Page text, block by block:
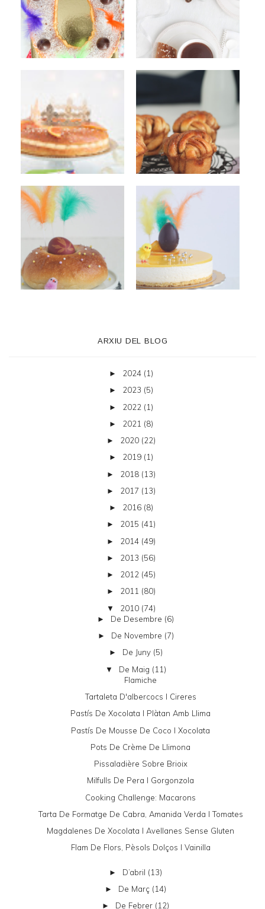
ARXIU DEL BLOG
► 2024 (1)
► 2023 (5)
► 2022 (1)
► 2021 (8)
► 2020 (22)
► 2019 (1)
► 2018 (13)
► 2017 (13)
► 2016 (8)
► 2015 (41)
► 2014 (49)
► 2013 (56)
► 2012 (45)
► 2011 (80)
▼ 2010 (74)
► De Desembre (6)
► De Novembre (7)
► De Juny (5)
▼ De Maig (11)
Flamiche
Tartaleta D'albercocs I Cireres
Pastís De Xocolata I Plàtan Amb Llima
Pastís De Mousse De Coco I Xocolata
Pots De Crème De Llimona
Pissaladière Sobre Brioix
Milfulls De Pera I Gorgonzola
Cooking Challenge: Macarons
Tarta De Formatge De Cabra, Amanida Verda I Tomates
Magdalenes De Xocolata I Avellanes Sense Gluten
Flam De Flors, Pèsols Dolços I Vainilla
► D’abril (13)
► De Març (14)
► De Febrer (12)